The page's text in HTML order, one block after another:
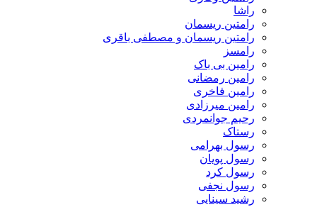
راشا
رامتین ریسمان
رامتین ریسمان و مصطفی باقری
رامسز
رامین بی باک
رامین رمضانی
رامین فاخری
رامین میرزادی
رحیم جوانمردی
رستاک
رسول بهرامی
رسول پویان
رسول کرد
رسول نجفی
رشید سینایی